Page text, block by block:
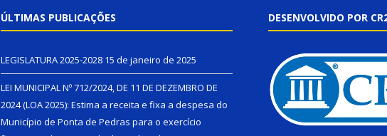
ÚLTIMAS PUBLICAÇÕES
LEGISLATURA 2025-2028 15 de janeiro de 2025
LEI MUNICIPAL Nº 712/2024, DE 11 DE DEZEMBRO DE
2024 (LOA 2025): Estima a receita e fixa a despesa do
Município de Ponta de Pedras para o exercício
DESENVOLVIDO POR